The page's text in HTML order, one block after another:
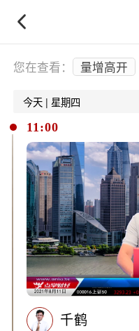
您在查看： 量增高开
今天 | 星期四
11:00
千鹤